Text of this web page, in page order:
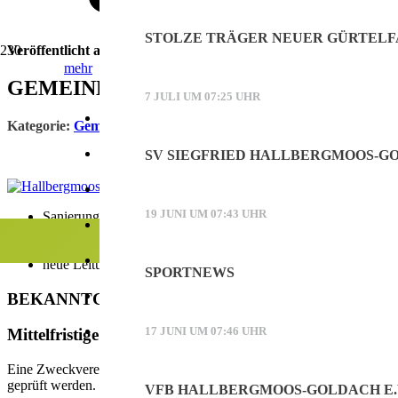
mehr
Printwerbung im Mooskurier
Werbung
STOLZE TRÄGER NEUER
7 JULI UM 07:25 UHR
SV SIEGFRIED HALLBERGMOOS-
19 JUNI UM 07:43 UHR
SPORTNEWS
17 JUNI UM 07:46 UHR
VFB HALLBERGMOOS-GOLDACH
Veröffentlicht am
GEMEINDERAT – Sitzung vom 29.09.2020
Kategorie: Gemeinderat
Sanierung Kunstrasenplatz Sport- und Freizeitpark
Ausnahmegenehmigung Nutzung Volksfestplatz für
neue Leitung AK Nachhaltigkeit
BEKANNTGABEN
Mittelfristige Strategieplanung für die VHS
Eine Zweckvereinbarung mit der Gemeinde Neufahrn soll bis zum
geprüft werden. Die ehemalige Arbeitsgruppe „Eingliederung der